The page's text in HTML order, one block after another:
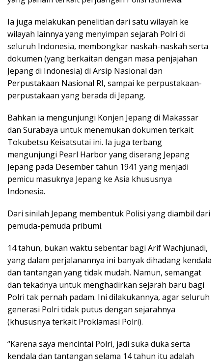
Ia juga melakukan penelitian dari satu wilayah ke
wilayah lainnya yang menyimpan sejarah Polri di
seluruh Indonesia, membongkar naskah-naskah serta
dokumen (yang berkaitan dengan masa penjajahan
Jepang di Indonesia) di Arsip Nasional dan
Perpustakaan Nasional RI, sampai ke perpustakaan-
perpustakaan yang berada di Jepang.
Bahkan ia mengunjungi Konjen Jepang di Makassar
dan Surabaya untuk menemukan dokumen terkait
Tokubetsu Keisatsutai ini. Ia juga terbang
mengunjungi Pearl Harbor yang diserang Jepang
Jepang pada Desember tahun 1941 yang menjadi
pemicu masuknya Jepang ke Asia khususnya
Indonesia.
Dari sinilah Jepang membentuk Polisi yang diambil dari
pemuda-pemuda pribumi.
14 tahun, bukan waktu sebentar bagi Arif Wachjunadi,
yang dalam perjalanannya ini banyak dihadang kendala
dan tantangan yang tidak mudah. Namun, semangat
dan tekadnya untuk menghadirkan sejarah baru bagi
Polri tak pernah padam. Ini dilakukannya, agar seluruh
generasi Polri tidak putus dengan sejarahnya
(khususnya terkait Proklamasi Polri).
“Karena saya mencintai Polri, jadi suka duka serta
kendala dan tantangan selama 14 tahun itu adalah